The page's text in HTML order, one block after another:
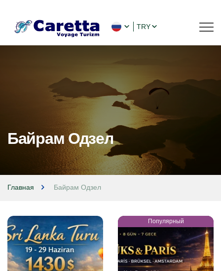
TRY
Байрам Одзел
Главная Байрам Одзел
Популярный